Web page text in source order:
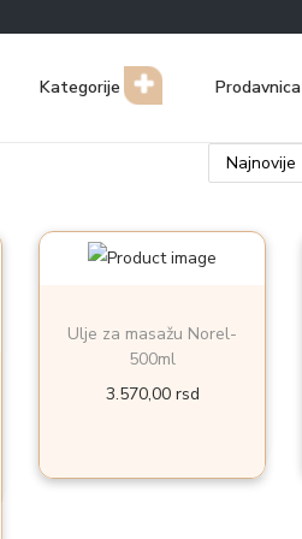
Kategorije Prodavnica
Ulje za masažu Norel-
500ml
3.570,00 rsd